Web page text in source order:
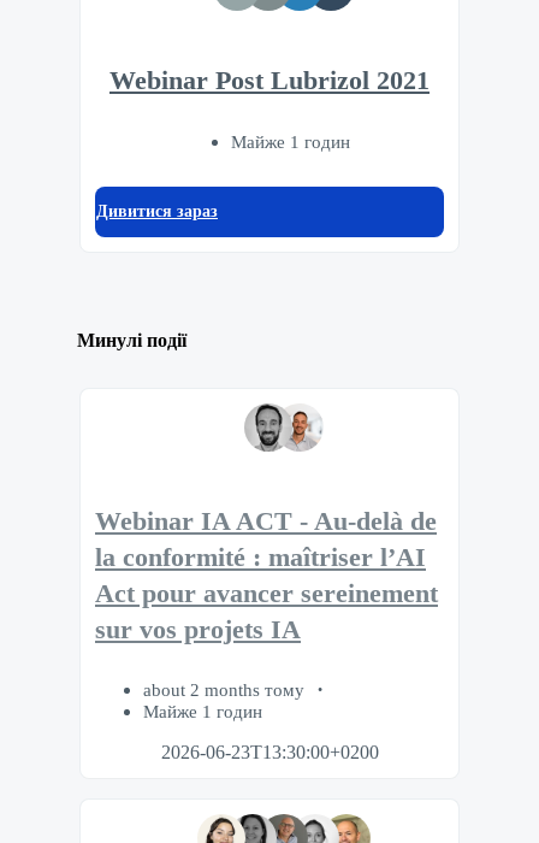
Webinar Post Lubrizol 2021
Майже 1 годин
Дивитися зараз
Минулі події
Webinar IA ACT - Au-delà de
la conformité : maîtriser l’AI
Act pour avancer sereinement
sur vos projets IA
about 2 months тому
Майже 1 годин
2026-06-23T13:30:00+0200